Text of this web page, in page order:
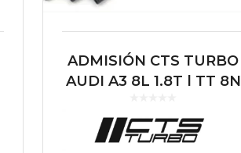
ADMISIÓN CTS TURBO
AUDI A3 8L 1.8T | TT 8N
1.8T | VOLKSWAGEN
GOLF IV GTI 1.8T